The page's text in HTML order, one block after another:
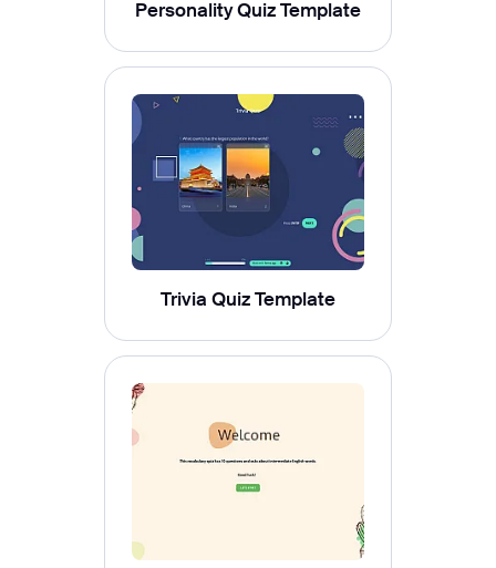
Personality Quiz Template
Trivia Quiz Template